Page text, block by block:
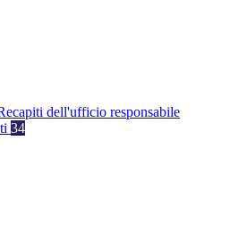
dell'ufficio responsabile
34